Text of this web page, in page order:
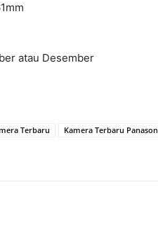
atau Desember
Terbaru Kamera Terbaru